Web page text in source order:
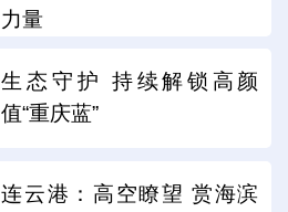
力量
生态守护 持续解锁高颜
值“重庆蓝”
连云港：高空瞭望 赏海滨